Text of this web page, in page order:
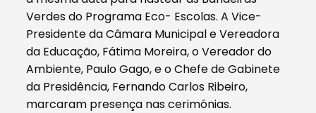
Verdes do Programa Eco- Escolas. A Vice-
Presidente da Câmara Municipal e Vereadora
da Educação, Fátima Moreira, o Vereador do
Ambiente, Paulo Gago, e o Chefe de Gabinete
da Presidência, Fernando Carlos Ribeiro,
marcaram presença nas cerimónias.